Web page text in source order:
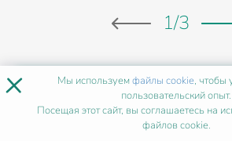
1/3
ХОЧУ ТАК ЖЕ
× Мы используемфайлы cookie, чтобы
пользовательский опыт.
Посещая этот сайт, вы соглашаетесь на
файлов cookie.